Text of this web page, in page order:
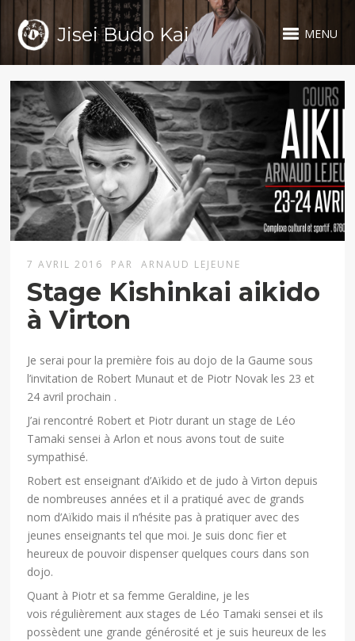
Jisei Budo Kai MENU
7 AVRIL 2016 PAR ARNAUD LEJEUNE
Stage Kishinkai aikido
à Virton
Je serai pour la première fois au dojo de la Gaume sous
l’invitation de Robert Munaut et de Piotr Novak les 23 et
24 avril prochain .
J’ai rencontré Robert et Piotr durant un stage de Léo
Tamaki sensei à Arlon et nous avons tout de suite
sympathisé.
Robert est enseignant d’Aïkido et de judo à Virton depuis
de nombreuses années et il a pratiqué avec de grands
nom d’Aïkido mais il n’hésite pas à pratiquer avec des
jeunes enseignants tel que moi. Je suis donc fier et
heureux de pouvoir dispenser quelques cours dans son
dojo.
Quant à Piotr et sa femme Geraldine, je les
vois régulièrement aux stages de Léo Tamaki sensei et ils
possèdent une grande générosité et je suis heureux de les